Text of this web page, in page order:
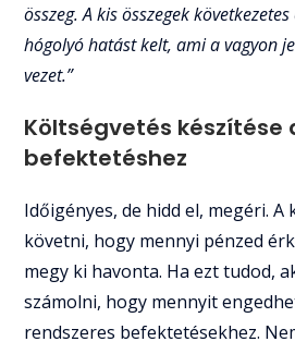
összeg. A kis összegek
hógolyó hatást kelt, ami a vagyon
vezet.”
Költségvetés készítése
befektetéshez
Időigényes, de hidd el, megéri.
követni, hogy mennyi pénzed
megy ki havonta. Ha ezt tudod,
számolni, hogy mennyit
rendszeres befektetésekhez.